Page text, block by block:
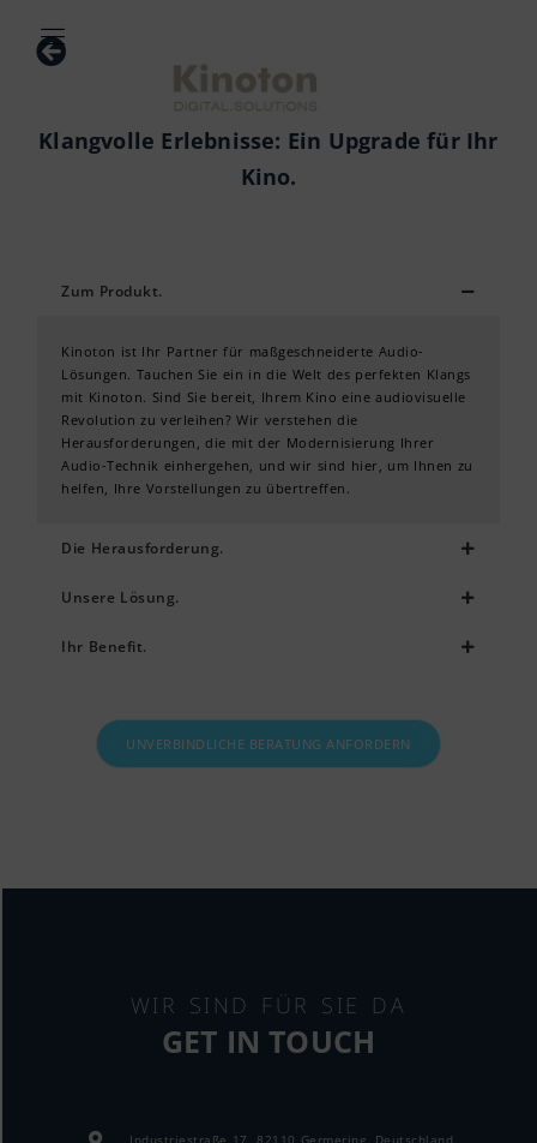
Klangvolle Erlebnisse: Ein Upgrade für Ihr
Kino.
Zum Produkt.
Kinoton ist Ihr Partner für maßgeschneiderte Audio-
Lösungen. Tauchen Sie ein in die Welt des perfekten Klangs
mit Kinoton. Sind Sie bereit, Ihrem Kino eine audiovisuelle
Revolution zu verleihen? Wir verstehen die
Herausforderungen, die mit der Modernisierung Ihrer
Audio-Technik einhergehen, und wir sind hier, um Ihnen zu
helfen, Ihre Vorstellungen zu übertreffen.
Die Herausforderung.
Unsere Lösung.
Ihr Benefit.
UNVERBINDLICHE BERATUNG ANFORDERN
WIR SIND FÜR SIE DA
GET IN TOUCH
Industriestraße 17, 82110 Germering, Deutschland